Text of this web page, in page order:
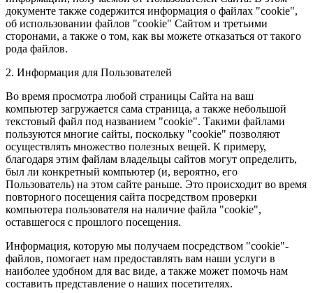
документе также содержится информация о файлах "cookie",
об использовании файлов "cookie" Сайтом и третьими
сторонами, а также о том, как вы можете отказаться от такого
рода файлов.
2. Информация для Пользователей
Во время просмотра любой страницы Сайта на ваш
компьютер загружается сама страница, а также небольшой
текстовый файл под названием "cookie". Такими файлами
пользуются многие сайты, поскольку "cookie" позволяют
осуществлять множество полезных вещей. К примеру,
благодаря этим файлам владельцы сайтов могут определить,
был ли конкретный компьютер (и, вероятно, его
Пользователь) на этом сайте раньше. Это происходит во время
повторного посещения сайта посредством проверки
компьютера пользователя на наличие файла "cookie",
оставшегося с прошлого посещения.
Информация, которую мы получаем посредством "cookie"-
файлов, помогает нам предоставлять вам наши услуги в
наиболее удобном для вас виде, а также может помочь нам
составить представление о наших посетителях.